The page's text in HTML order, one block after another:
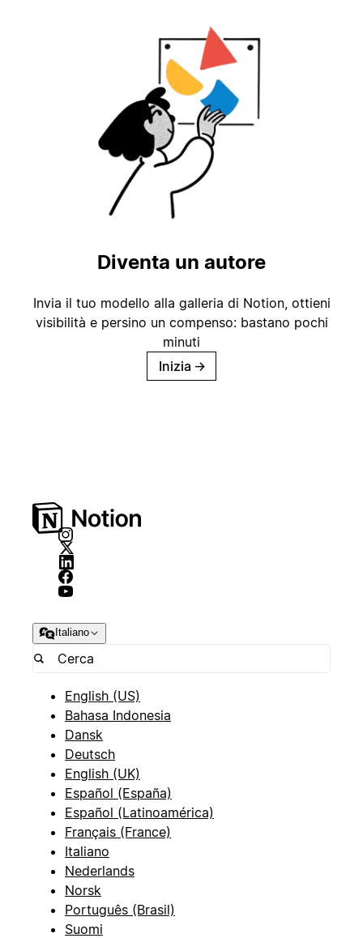
Diventa un autore
Invia il tuo modello alla galleria di Notion, ottieni
visibilità e persino un compenso: bastano pochi
minuti
Inizia →
Italiano
English (US)
Bahasa Indonesia
Dansk
Deutsch
English (UK)
Español (España)
Español (Latinoamérica)
Français (France)
Italiano
Nederlands
Norsk
Português (Brasil)
Suomi